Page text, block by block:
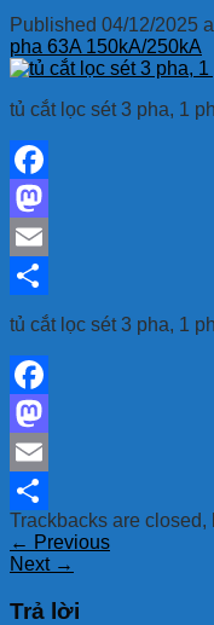
Published 04/12/2025
pha 63A 150kA/250kA
tủ cắt lọc sét 3 pha, 1
Facebook
Mastodon
Email
Share
tủ cắt lọc sét 3 pha, 1
Facebook
Mastodon
Email
Share
Trackbacks are closed,
← Previous
Next →
Trả lời